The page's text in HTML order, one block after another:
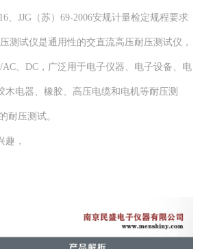
、JJG（苏）69-2006安规计量检定规程要求
测试仪是通用性的交直流高压耐压测试仪，
、DC，广泛用于电子仪器、电子设备、电
木电器、橡胶、高压电缆和电机等耐压测
耐压测试。
趣，